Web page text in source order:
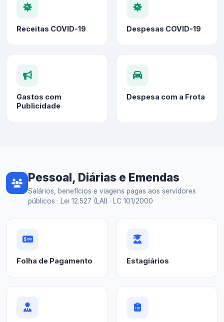
Receitas COVID-19 Despesas COVID-19
Gastos com
Publicidade
Despesa com a Frota
Pessoal, Diárias e Emendas
Salários, benefícios e viagens pagas aos servidores
públicos · Lei 12.527 (LAI) · LC 101/2000
Folha de Pagamento Estagiários